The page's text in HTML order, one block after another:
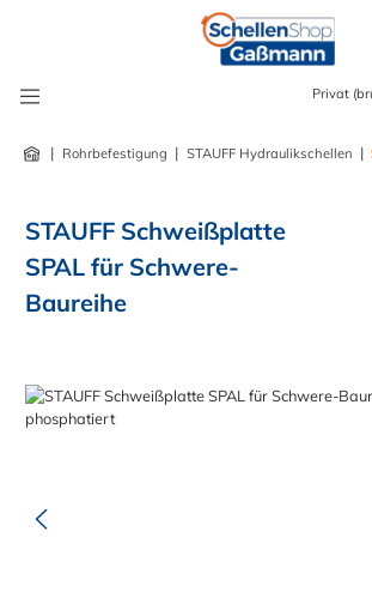
Privat
| Rohrbefestigung | STAUFF Hydraulikschellen |
STAUFF Schweißplatte
SPAL für Schwere-
Baureihe
Bildergalerie überspringen